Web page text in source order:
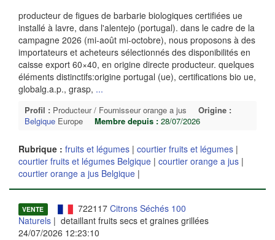
producteur de figues de barbarie biologiques certifiées ue
installé à lavre, dans l'alentejo (portugal). dans le cadre de la
campagne 2026 (mi-août mi-octobre), nous proposons à des
importateurs et acheteurs sélectionnés des disponibilités en
caisse export 60×40, en origine directe producteur. quelques
éléments distinctifs:origine portugal (ue), certifications bio ue,
globalg.a.p., grasp, ...
Profil : Producteur / Fournisseur orange a jus
Origine :
Belgique Europe Membre depuis : 28/07/2026
Rubrique : fruits et légumes | courtier fruits et légumes |
courtier fruits et légumes Belgique | courtier orange a jus |
courtier orange a jus Belgique |
VENTE 722117 Citrons Séchés 100
Naturels | detaillant fruits secs et graines grillées
24/07/2026 12:23:10